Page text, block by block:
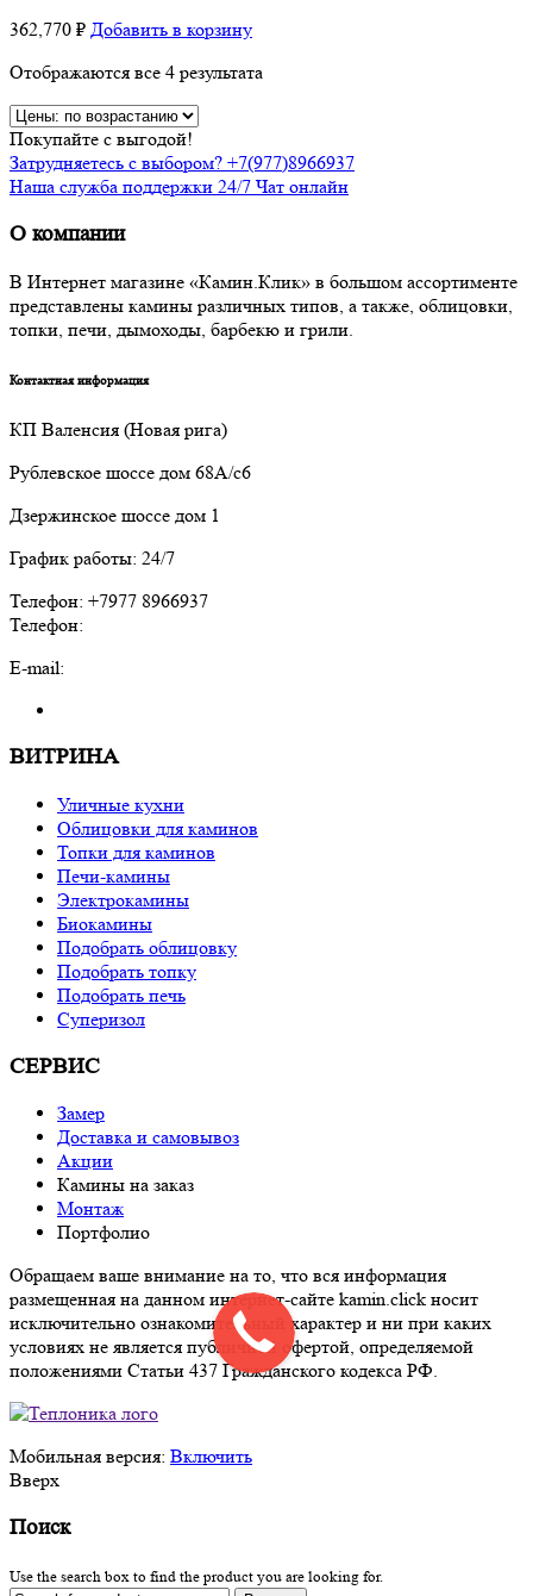
362,770 ₽ Добавить в корзину
Отображаются все 4 результата
Покупайте с выгодой!
Затрудняетесь с выбором? +7(977)8966937
Наша служба поддержки 24/7 Чат онлайн
О компании
В Интернет магазине «Камин.Клик» в большом ассортименте
представлены камины различных типов, а также, облицовки,
топки, печи, дымоходы, барбекю и грили.
Контактная информация
КП Валенсия (Новая рига)
Рублевское шоссе дом 68А/с6
Дзержинское шоссе дом 1
График работы: 24/7
Телефон: +7977 8966937
Телефон:
E-mail:
ВИТРИНА
Уличные кухни
Облицовки для каминов
Топки для каминов
Печи-камины
Электрокамины
Биокамины
Подобрать облицовку
Подобрать топку
Подобрать печь
Суперизол
СЕРВИС
Замер
Доставка и самовывоз
Акции
Камины на заказ
Монтаж
Портфолио
Обращаем ваше внимание на то, что вся информация
размещенная на данном интернет-сайте kamin.click носит
исключительно ознакомительный характер и ни при каких
условиях не является публичной офертой, определяемой
положениями Статьи 437 Гражданского кодекса РФ.
Мобильная версия: Включить
Вверх
Поиск
Use the search box to find the product you are looking for.